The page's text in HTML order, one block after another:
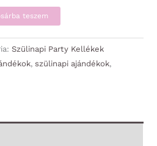
teszem
Szülinapi Party Kellékek
,szülinapi ajándékok,